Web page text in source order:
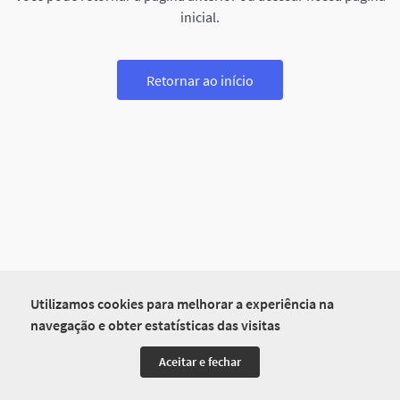
Utilizamos cookies para melhorar a experiência na
navegação e obter estatísticas das visitas
Aceitar e fechar
inicial.
Retornar ao início